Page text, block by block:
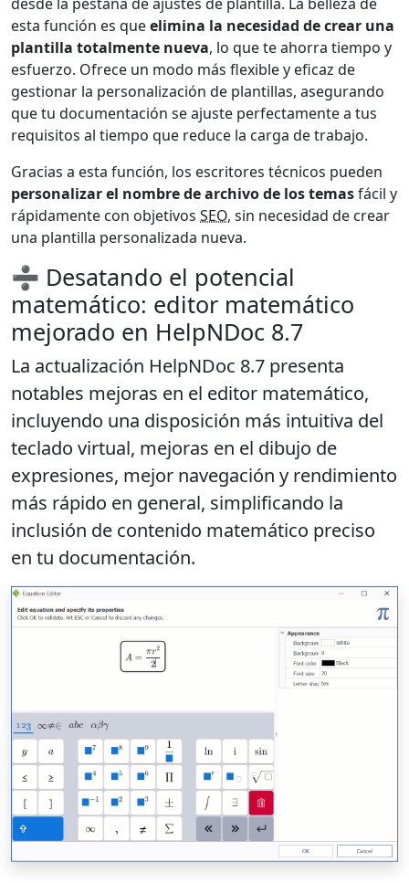
esta función es queelimina la necesidad de crear una
plantilla totalmente nueva, lo que te ahorra tiempo y
esfuerzo. Ofrece un modo más flexible y eficaz de
gestionar la personalización de plantillas, asegurando
que tu documentación se ajuste perfectamente a tus
requisitos al tiempo que reduce la carga de trabajo.
Gracias a esta función, los escritores técnicos pueden
personalizar el nombre de archivo de los temasfácil y
rápidamente con objetivos SEO, sin necesidad de crear
una plantilla personalizada nueva.
➗ Desatando el potencial
matemático: editor matemático
mejorado en HelpNDoc 8.7
La actualización HelpNDoc 8.7 presenta
notables mejoras en el editor matemático,
incluyendo una disposición más intuitiva del
teclado virtual, mejoras en el dibujo de
expresiones, mejor navegación y rendimiento
más rápido en general, simplificando la
inclusión de contenido matemático preciso
en tu documentación.